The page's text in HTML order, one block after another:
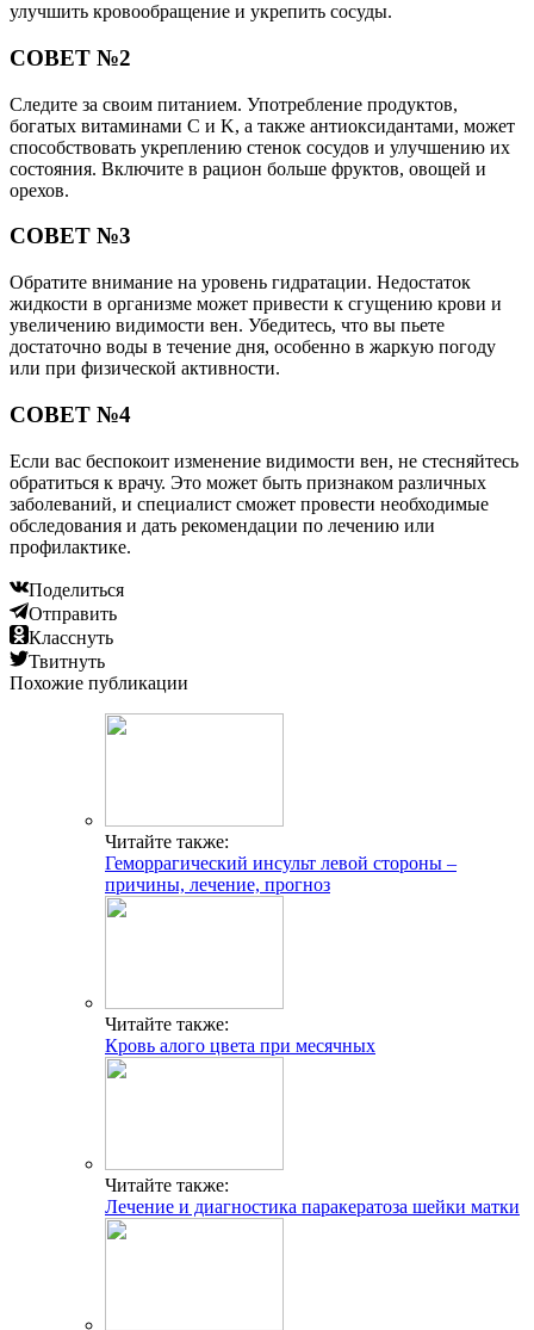
улучшить кровообращение и укрепить сосуды.
СОВЕТ №2
Следите за своим питанием. Употребление продуктов,
богатых витаминами C и K, а также антиоксидантами, может
способствовать укреплению стенок сосудов и улучшению их
состояния. Включите в рацион больше фруктов, овощей и
орехов.
СОВЕТ №3
Обратите внимание на уровень гидратации. Недостаток
жидкости в организме может привести к сгущению крови и
увеличению видимости вен. Убедитесь, что вы пьете
достаточно воды в течение дня, особенно в жаркую погоду
или при физической активности.
СОВЕТ №4
Если вас беспокоит изменение видимости вен, не стесняйтесь
обратиться к врачу. Это может быть признаком различных
заболеваний, и специалист сможет провести необходимые
обследования и дать рекомендации по лечению или
профилактике.
Поделиться
Отправить
Класснуть
Твитнуть
Похожие публикации
Читайте также:
Геморрагический инсульт левой стороны –
причины, лечение, прогноз
Читайте также:
Кровь алого цвета при месячных
Читайте также:
Лечение и диагностика паракератоза шейки матки